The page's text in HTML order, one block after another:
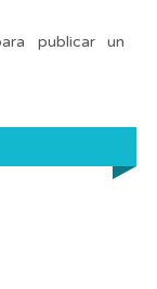
publicar un